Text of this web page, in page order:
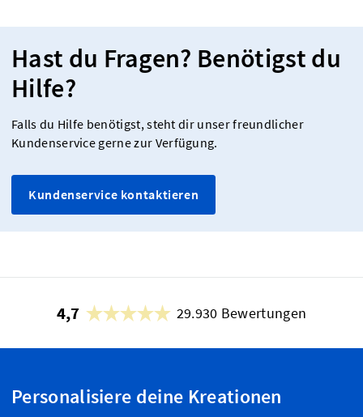
Hast du Fragen? Benötigst du
Hilfe?
Falls du Hilfe benötigst, steht dir unser freundlicher
Kundenservice gerne zur Verfügung.
Kundenservice kontaktieren
4,7 29.930 Bewertungen
Personalisiere deine Kreationen